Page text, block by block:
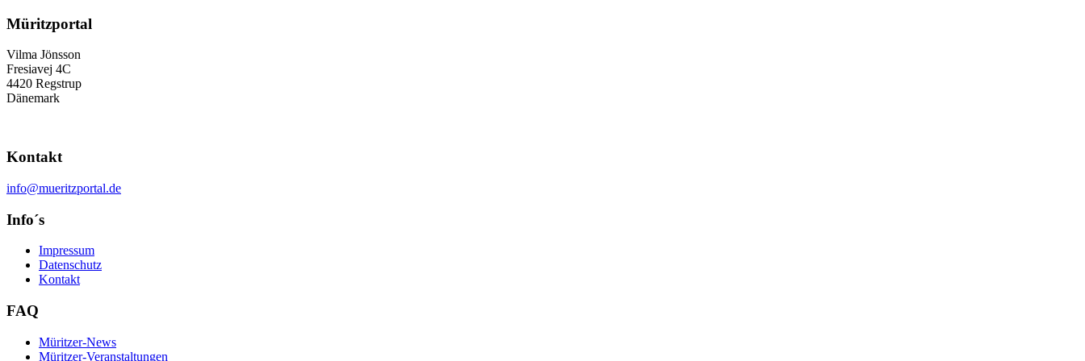
Müritzportal
Vilma Jönsson
Fresiavej 4C
4420 Regstrup
Dänemark
Kontakt
info@mueritzportal.de
Info´s
Impressum
Datenschutz
Kontakt
FAQ
Müritzer-News
Müritzer-Veranstaltungen